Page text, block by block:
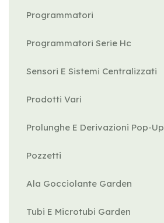
Programmatori
Programmatori Serie Hc
Sensori E Sistemi Centralizzati
Prodotti Vari
Prolunghe E Derivazioni Pop-Up
Pozzetti
Ala Gocciolante Garden
Tubi E Microtubi Garden